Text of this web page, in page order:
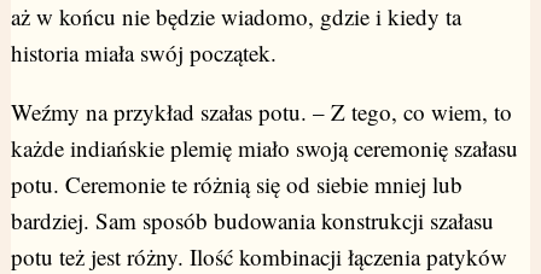
aż w końcu nie będzie wiadomo, gdzie i kiedy ta
historia miała swój początek.
Weźmy na przykład szałas potu. – Z tego, co wiem, to
każde indiańskie plemię miało swoją ceremonię szałasu
potu. Ceremonie te różnią się od siebie mniej lub
bardziej. Sam sposób budowania konstrukcji szałasu
potu też jest różny. Ilość kombinacji łączenia patyków